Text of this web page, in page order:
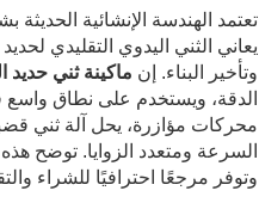
تعتمد الهندسة الإنشائية
يعاني الثني اليدوي التقليدي
وتأخير البناء. إن ماكينة ثني حديد
الدقة، ويستخدم على نطاق واسع
محركات مؤازرة، يحل آلة ثني
السرعة ومتعدد الزوايا. توضح هذه
وتوفر مرجعًا احترافيًا للشراء